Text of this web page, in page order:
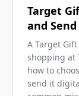
Target
and
A Target
shopping at
how to
send it